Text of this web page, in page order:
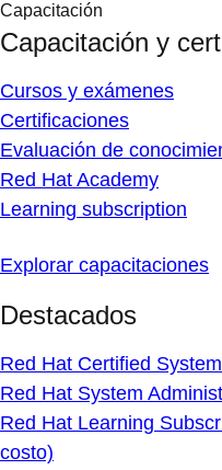
Capacitación
Capacitación y
Cursos y exámenes
Certificaciones
Evaluación de
Red Hat Academy
Learning subscription
Explorar capacitaciones
Destacados
Red Hat Certified
Red Hat System
Red Hat Learning
costo)